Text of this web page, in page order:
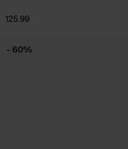
125.99
- 60%